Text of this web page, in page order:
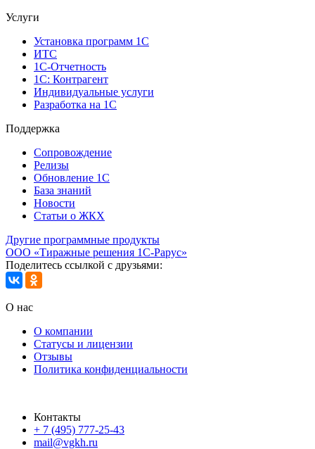
Услуги
Установка программ 1С
ИТС
1С-Отчетность
1С: Контрагент
Индивидуальные услуги
Разработка на 1С
Поддержка
Сопровождение
Релизы
Обновление 1С
База знаний
Новости
Статьи о ЖКХ
Другие программные продукты
ООО «Тиражные решения 1С-Рарус»
Поделитесь ссылкой с друзьями:
О нас
О компании
Статусы и лицензии
Отзывы
Политика конфиденциальности
Контакты
+ 7 (495) 777-25-43
mail@vgkh.ru